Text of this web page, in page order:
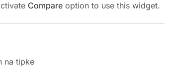
Compareoption to use this widget.
na tipke